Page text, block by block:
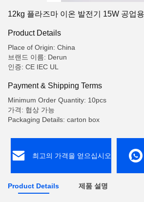
12kg 플라즈마 이온 발전기 15W 공업
Product Details
Place of Origin: China
브랜드 이름: Derun
인증: CE IEC UL
Payment & Shipping Terms
Minimum Order Quantity: 10pcs
가격: 협상 가능
Packaging Details: carton box
최고의 가격을 얻으십시오
Product Details 제품 설명